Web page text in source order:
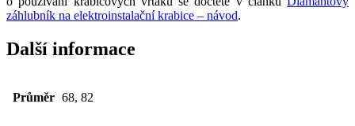
záhlubník na elektroinstalační krabice – návod.
Další informace
Průměr 68, 82